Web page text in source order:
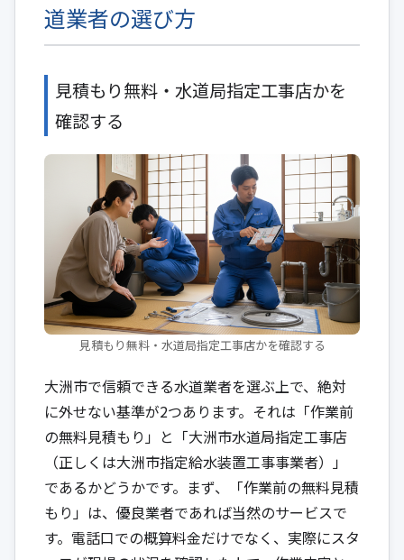
道業者の選び方
見積もり無料・水道局指定工事店かを
確認する
見積もり無料・水道局指定工事店かを確認する
大洲市で信頼できる水道業者を選ぶ上で、絶対
に外せない基準が2つあります。それは「作業前
の無料見積もり」と「大洲市水道局指定工事店
（正しくは大洲市指定給水装置工事事業者）」
であるかどうかです。まず、「作業前の無料見積
もり」は、優良業者であれば当然のサービスで
す。電話口での概算料金だけでなく、実際にスタ